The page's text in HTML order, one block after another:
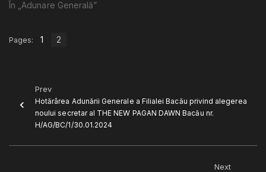
În „Adunare Generală”
Pages: 1 2
Prev
Hotărârea Adunării Generale a Filialei Bacău privind alegerea
noului secretar al THE NEW PAGAN DAWN Bacău nr.
H/AG/BC/1/30.01.2024
Next